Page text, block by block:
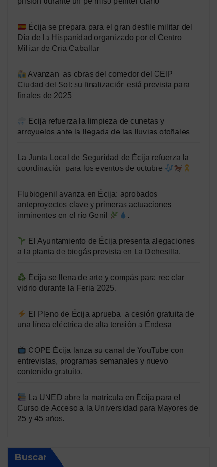
Écija se prepara para el gran desfile militar del
Día de la Hispanidad organizado por el Centro
Militar de Cría Caballar
Avanzan las obras del comedor del CEIP
Ciudad del Sol: su finalización está prevista para
finales de 2025
Écija refuerza la limpieza de cunetas y
arroyuelos ante la llegada de las lluvias otoñales
La Junta Local de Seguridad de Écija refuerza la
coordinación para los eventos de octubre
Flubiogenil avanza en Écija: aprobados
anteproyectos clave y primeras actuaciones
inminentes en el río Genil
.
El Ayuntamiento de Écija presenta alegaciones
a la planta de biogás prevista en La Dehesilla.
Écija se llena de arte y compás para reciclar
vidrio durante la Feria 2025.
El Pleno de Écija aprueba la cesión gratuita de
una línea eléctrica de alta tensión a Endesa
COPE Écija lanza su canal de YouTube con
entrevistas, programas semanales y nuevo
contenido gratuito.
La UNED abre la matrícula en Écija para el
Curso de Acceso a la Universidad para Mayores de
25 y 45 años.
Buscar